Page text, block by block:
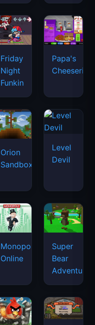
Friday
Night
Funkin
Papa's
Cheeseria
Orion
Sandbox
Level
Devil
Monopoly
Online
Super
Bear
Adventure